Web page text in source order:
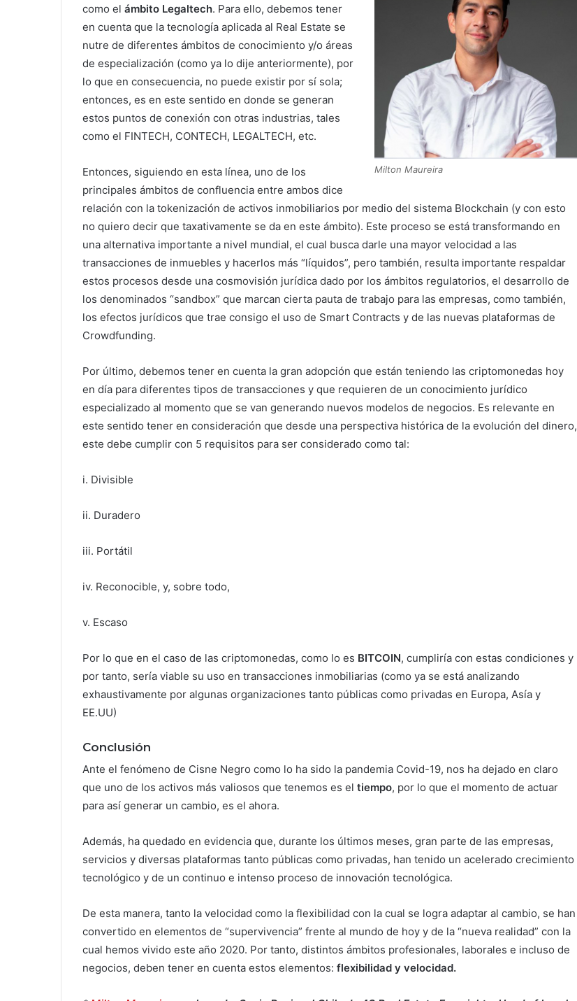
Milton Maureira
como el ámbito Legaltech. Para ello, debemos tener
en cuenta que la tecnología aplicada al Real Estate se
nutre de diferentes ámbitos de conocimiento y/o áreas
de especialización (como ya lo dije anteriormente), por
lo que en consecuencia, no puede existir por sí sola;
entonces, es en este sentido en donde se generan
estos puntos de conexión con otras industrias, tales
como el FINTECH, CONTECH, LEGALTECH, etc.
Entonces, siguiendo en esta línea, uno de los
principales ámbitos de confluencia entre ambos dice
relación con la tokenización de activos inmobiliarios por medio del sistema Blockchain (y con esto
no quiero decir que taxativamente se da en este ámbito). Este proceso se está transformando en
una alternativa importante a nivel mundial, el cual busca darle una mayor velocidad a las
transacciones de inmuebles y hacerlos más “líquidos”, pero también, resulta importante respaldar
estos procesos desde una cosmovisión jurídica dado por los ámbitos regulatorios, el desarrollo de
los denominados “sandbox” que marcan cierta pauta de trabajo para las empresas, como también,
los efectos jurídicos que trae consigo el uso de Smart Contracts y de las nuevas plataformas de
Crowdfunding.
Por último, debemos tener en cuenta la gran adopción que están teniendo las criptomonedas hoy
en día para diferentes tipos de transacciones y que requieren de un conocimiento jurídico
especializado al momento que se van generando nuevos modelos de negocios. Es relevante en
este sentido tener en consideración que desde una perspectiva histórica de la evolución del dinero,
este debe cumplir con 5 requisitos para ser considerado como tal:
i. Divisible
ii. Duradero
iii. Portátil
iv. Reconocible, y, sobre todo,
v. Escaso
Por lo que en el caso de las criptomonedas, como lo es BITCOIN, cumpliría con estas condiciones y
por tanto, sería viable su uso en transacciones inmobiliarias (como ya se está analizando
exhaustivamente por algunas organizaciones tanto públicas como privadas en Europa, Asía y
EE.UU)
Conclusión
Ante el fenómeno de Cisne Negro como lo ha sido la pandemia Covid-19, nos ha dejado en claro
que uno de los activos más valiosos que tenemos es el tiempo, por lo que el momento de actuar
para así generar un cambio, es el ahora.
Además, ha quedado en evidencia que, durante los últimos meses, gran parte de las empresas,
servicios y diversas plataformas tanto públicas como privadas, han tenido un acelerado crecimiento
tecnológico y de un continuo e intenso proceso de innovación tecnológica.
De esta manera, tanto la velocidad como la flexibilidad con la cual se logra adaptar al cambio, se han
convertido en elementos de “supervivencia” frente al mundo de hoy y de la “nueva realidad” con la
cual hemos vivido este año 2020. Por tanto, distintos ámbitos profesionales, laborales e incluso de
negocios, deben tener en cuenta estos elementos: flexibilidad y velocidad.